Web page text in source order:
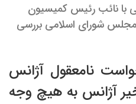
با نائب رئیس کمیسیون
شورای اسلامی بررسی
نامعقول آژانس
آژانس به هیچ وجه